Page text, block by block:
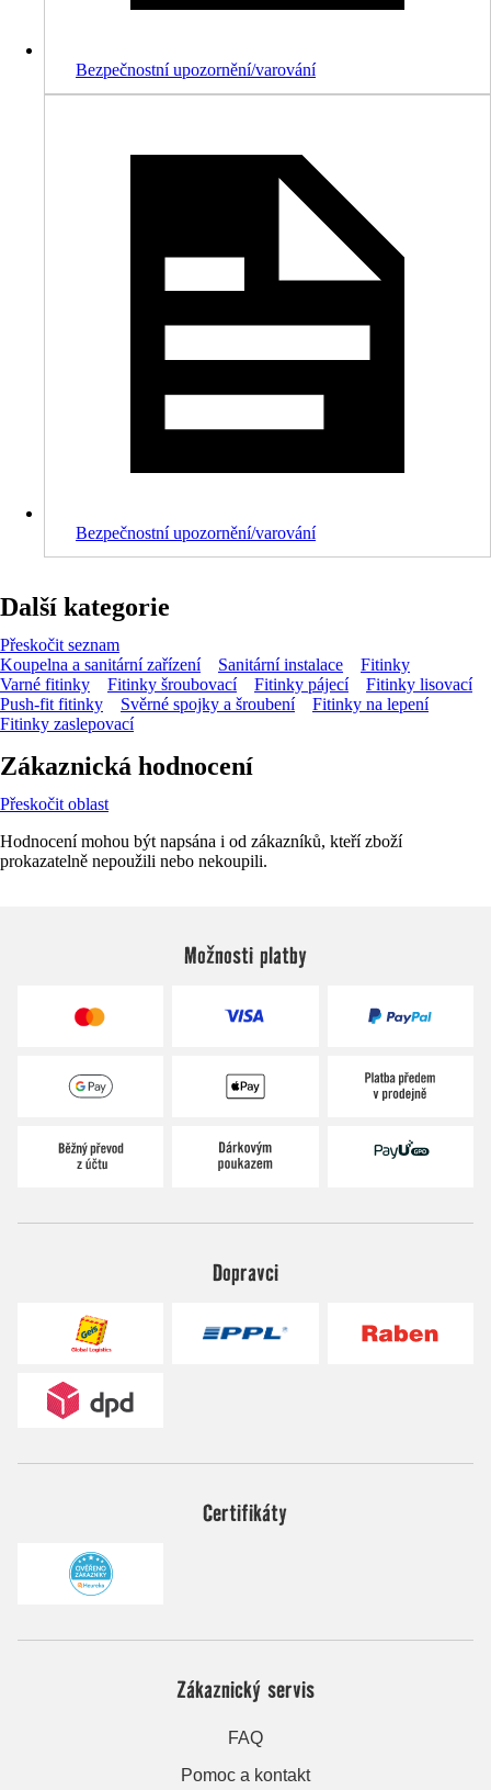
Bezpečnostní upozornění/varování
Bezpečnostní upozornění/varování
Další kategorie
Přeskočit seznam
Koupelna a sanitární zařízení
Sanitární instalace
Fitinky
Varné fitinky
Fitinky šroubovací Fitinky pájecí
Fitinky lisovací
Push-fit fitinky
Svěrné spojky a šroubení
Fitinky na lepení
Fitinky zaslepovací
Zákaznická hodnocení
Přeskočit oblast
Hodnocení mohou být napsána i od zákazníků, kteří zboží
prokazatelně nepoužili nebo nekoupili.
Možnosti platby
Dopravci
Certifikáty
Zákaznický servis
FAQ
Pomoc a kontakt